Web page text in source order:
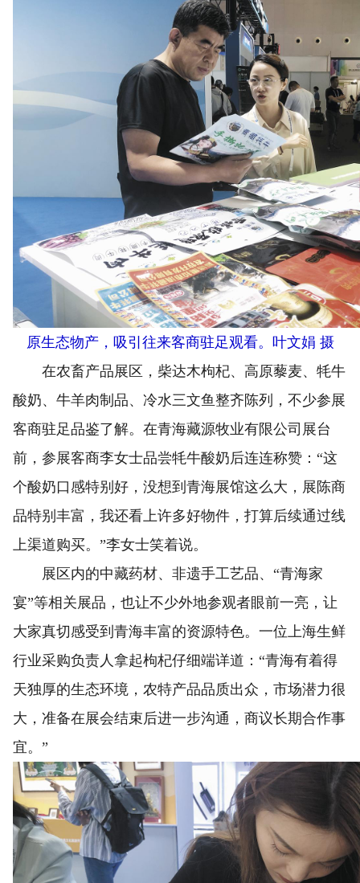
原生态物产，吸引往来客商驻足观看。叶文娟 摄
在农畜产品展区，柴达木枸杞、高原藜麦、牦牛
酸奶、牛羊肉制品、冷水三文鱼整齐陈列，不少参展
客商驻足品鉴了解。在青海藏源牧业有限公司展台
前，参展客商李女士品尝牦牛酸奶后连连称赞：“这
个酸奶口感特别好，没想到青海展馆这么大，展陈商
品特别丰富，我还看上许多好物件，打算后续通过线
上渠道购买。”李女士笑着说。
展区内的中藏药材、非遗手工艺品、“青海家
宴”等相关展品，也让不少外地参观者眼前一亮，让
大家真切感受到青海丰富的资源特色。一位上海生鲜
行业采购负责人拿起枸杞仔细端详道：“青海有着得
天独厚的生态环境，农特产品品质出众，市场潜力很
大，准备在展会结束后进一步沟通，商议长期合作事
宜。”